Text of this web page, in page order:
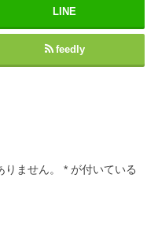
LINE
feedly
ません。 * が付いている